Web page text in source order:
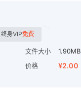
终身VIP免费
文件大小
1.90MB
价格 ¥2.00